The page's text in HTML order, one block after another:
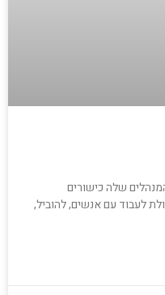
שלה כישורים
לעבוד עם אנשים, להוביל,